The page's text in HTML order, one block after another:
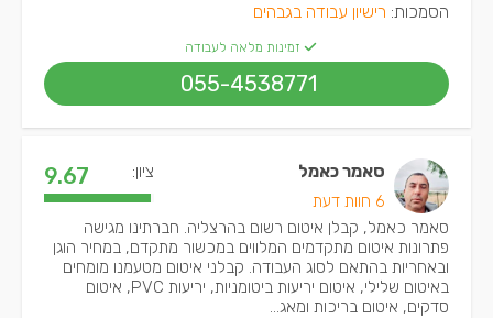
הסמכות: רישיון עבודה בגבהים
זמינות מלאה לעבודה
055-4538771
סאמר כאמל
6 חוות דעת
ציון: 9.67
סאמר כאמל, קבלן איטום רשום בהרצליה. חברתינו מגישה
פתרונות איטום מתקדמים המלווים במכשור מתקדם, במחיר הוגן
ובאחריות בהתאם לסוג העבודה. קבלני איטום מטעמנו מומחים
באיטום שלילי, איטום יריעות ביטומניות, יריעות PVC, איטום
סדקים, איטום בריכות ומאג...